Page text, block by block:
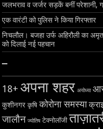
जलभराव व जर्जर सड़कें बनीं परेशानी,
एक वारंटी को पुलिस ने किया गिरफ्तार
निचलौल। बजहा उर्फ अहिरौली का
को दिलाई नई पहचान
–
18+ अपना शहर अयोध्या
कुशीनगर कृषि कोरोना समस्या
जालौन ज्योतिष टेक्नोलॉजी